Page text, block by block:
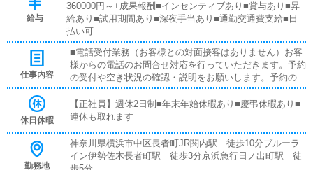
給与
360000円～+成果報酬■インセンティブあり■賞与あり■昇
給あり■試用期間あり■深夜手当あり■通勤交通費支給■日
払い可
仕事内容
■電話受付業務（お客様との対面接客はありません）お客
様からの電話のお問合せ対応を行っていただきます。予約
の受付や空き状況の確認・説明をお願いします。予約の確
定後はキャストやドライバーに通達します。簡単なマニュ
アルや先輩スタッフに気軽に聞ける環境ですので、未経験
でも安心して働けます。■企画の立案店舗イベントや店舗
客様の増加】【お客様のリピート率の向上】【キャストの
方の入店数の増加】など、売上UPに繋がる施策の提案を
行っていただきます。■キャスト管理お店で働いていただ
休日休暇
【正社員】週休2日制■年末年始休暇あり■慶弔休暇あり■
連休も取れます
勤務地
神奈川県横浜市中区長者町JR関内駅 徒歩10分ブルーラ
イン伊勢佐木長者町駅 徒歩3分京浜急行日ノ出町駅 徒